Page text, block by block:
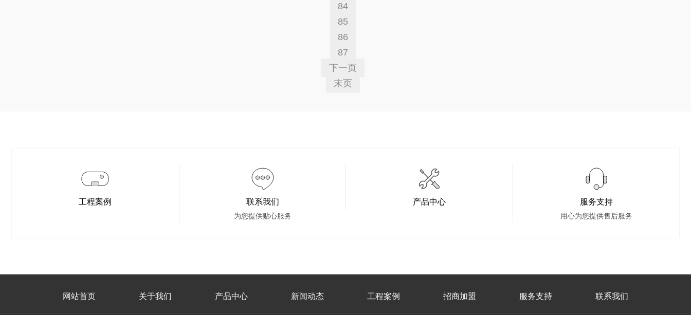
84
85
86
87
下一页
末页
工程案例 联系我们
为您提供贴心服务
产品中心 服务支持
用心为您提供售后服务
网站首页 关于我们 产品中心 新闻动态 工程案例 招商加盟 服务支持 联系我们